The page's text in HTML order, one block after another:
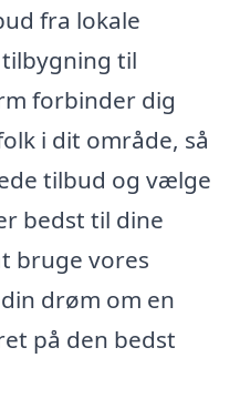
fra lokale
til
forbinder dig
i dit område, så
tilbud og vælge
bedst til dine
bruge vores
drøm om en
på den bedst